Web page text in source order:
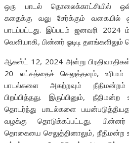
ஒரு பாடல் தொலைக்காட்சியில்
கதைக்கு வலு சேர்க்கும் வகையில்
பாடப்பட்டது. இப்படம் ஜனவரி 2024
வெளியாகி, பின்னர் ஓடிடி தளங்களிலும்
ஆகஸ்ட் 12, 2024 அன்று
20 லட்சத்தைச் செலுத்தவும், உரிமம்
பாடல்களை அகற்றவும்
பிறப்பித்தது. இருப்பினும்,
தொடர்ந்து பாடல்களை
வழக்கு தொடுக்கப்பட்டது. பின்னர்
தொகையை செலுத்தினாலும், நீதிமன்ற